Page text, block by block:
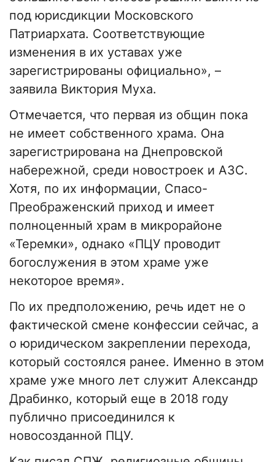
под юрисдикции Московского
Патриархата. Соответствующие
изменения в их уставах уже
зарегистрированы официально», –
заявила Виктория Муха.
Отмечается, что первая из общин пока
не имеет собственного храма. Она
зарегистрирована на Днепровской
набережной, среди новостроек и АЗС.
Хотя, по их информации, Спасо-
Преображенский приход и имеет
полноценный храм в микрорайоне
«Теремки», однако «ПЦУ проводит
богослужения в этом храме уже
некоторое время».
По их предположению, речь идет не о
фактической смене конфессии сейчас, а
о юридическом закреплении перехода,
который состоялся ранее. Именно в этом
храме уже много лет служит Александр
Драбинко, который еще в 2018 году
публично присоединился к
новосозданной ПЦУ.